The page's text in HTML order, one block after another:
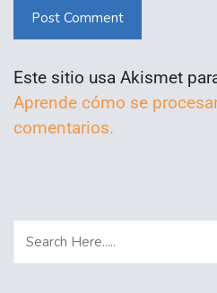
Post Comment
Este sitio usa Akismet
Aprende cómo se
comentarios.